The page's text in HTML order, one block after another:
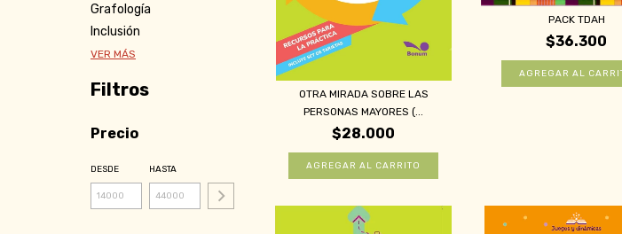
Grafología
Inclusión
VER MÁS
Filtros
Precio
DESDE HASTA
OTRA MIRADA SOBRE LAS
PERSONAS MAYORES (...
$28.000
PACK TDAH
$36.300